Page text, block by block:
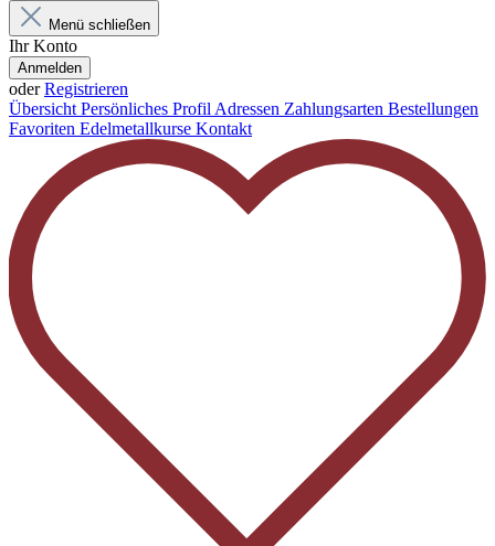
Menü schließen
Ihr Konto
Anmelden
oderRegistrieren
ÜbersichtPersönliches ProfilAdressen Zahlungsarten Bestellungen
Favoriten Edelmetallkurse Kontakt